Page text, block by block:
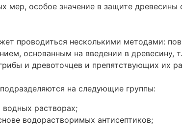
мер, особое значение в защите древесины
проводиться несколькими методами:
основанным на введении в древесину,
и древоточцев и препятствующих их
на следующие группы:
растворах;
водорастворимых антисептиков;